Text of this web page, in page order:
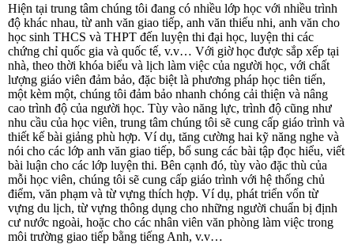
Hiện tại trung tâm chúng tôi đang có nhiều lớp học với nhiều trình
độ khác nhau, từ anh văn giao tiếp, anh văn thiếu nhi, anh văn cho
học sinh THCS và THPT đến luyện thi đại học, luyện thi các
chứng chỉ quốc gia và quốc tế, v.v… Với giờ học được sắp xếp tại
nhà, theo thời khóa biểu và lịch làm việc của người học, với chất
lượng giáo viên đảm bảo, đặc biệt là phương pháp học tiên tiến,
một kèm một, chúng tôi đảm bảo nhanh chóng cải thiện và nâng
cao trình độ của người học. Tùy vào năng lực, trình độ cũng như
nhu cầu của học viên, trung tâm chúng tôi sẽ cung cấp giáo trình và
thiết kế bài giảng phù hợp. Ví dụ, tăng cường hai kỹ năng nghe và
nói cho các lớp anh văn giao tiếp, bổ sung các bài tập đọc hiểu, viết
bài luận cho các lớp luyện thi. Bên cạnh đó, tùy vào đặc thù của
mỗi học viên, chúng tôi sẽ cung cấp giáo trình với hệ thống chủ
điểm, văn phạm và từ vựng thích hợp. Ví dụ, phát triển vốn từ
vựng du lịch, từ vựng thông dụng cho những người chuẩn bị định
cư nước ngoài, hoặc cho các nhân viên văn phòng làm việc trong
môi trường giao tiếp bằng tiếng Anh, v.v…